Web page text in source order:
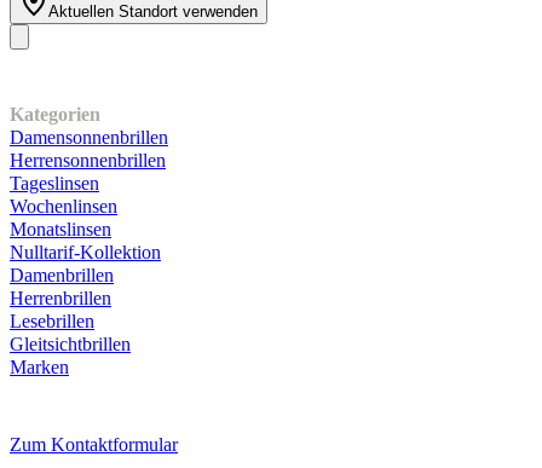
Aktuellen Standort verwenden
Kategorien
Damensonnenbrillen
Herrensonnenbrillen
Tageslinsen
Wochenlinsen
Monatslinsen
Nulltarif-Kollektion
Damenbrillen
Herrenbrillen
Lesebrillen
Gleitsichtbrillen
Marken
Zum Kontaktformular